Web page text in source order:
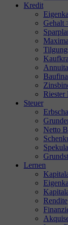
Kredit
Gehalt
Riester
Steuer
Netto
Lernen
Rendite